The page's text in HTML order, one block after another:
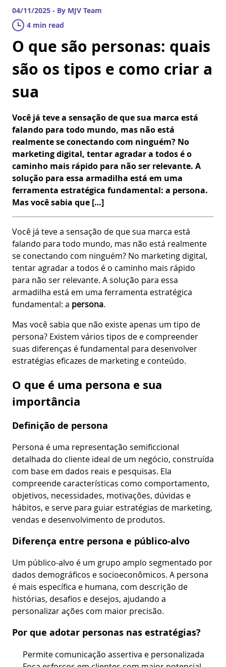
04/11/2025 - By MJV Team
4 min read
O que são personas: quais
são os tipos e como criar a
sua
Você já teve a sensação de que sua marca está
falando para todo mundo, mas não está
realmente se conectando com ninguém? No
marketing digital, tentar agradar a todos é o
caminho mais rápido para não ser relevante. A
solução para essa armadilha está em uma
ferramenta estratégica fundamental: a persona.
Mas você sabia que […]
Você já teve a sensação de que sua marca está
falando para todo mundo, mas não está realmente
se conectando com ninguém? No marketing digital,
tentar agradar a todos é o caminho mais rápido
para não ser relevante. A solução para essa
armadilha está em uma ferramenta estratégica
fundamental: a persona.
Mas você sabia que não existe apenas um tipo de
persona? Existem vários tipos de e compreender
suas diferenças é fundamental para desenvolver
estratégias eficazes de marketing e conteúdo.
O que é uma persona e sua
importância
Definição de persona
Persona é uma representação semificcional
detalhada do cliente ideal de um negócio, construída
com base em dados reais e pesquisas. Ela
compreende características como comportamento,
objetivos, necessidades, motivações, dúvidas e
hábitos, e serve para guiar estratégias de marketing,
vendas e desenvolvimento de produtos.
Diferença entre persona e público-alvo
Um público-alvo é um grupo amplo segmentado por
dados demográficos e socioeconômicos. A persona
é mais específica e humana, com descrição de
histórias, desafios e desejos, ajudando a
personalizar ações com maior precisão.
Por que adotar personas nas estratégias?
Permite comunicação assertiva e personalizada